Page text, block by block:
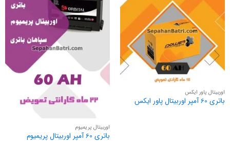
اوربیتال پاور ایکس
باتری 60 آمپر اوربیتال پاور ایکس
اوربیتال پریمیوم
باتری 60 آمپر اوربیتال پریمیوم